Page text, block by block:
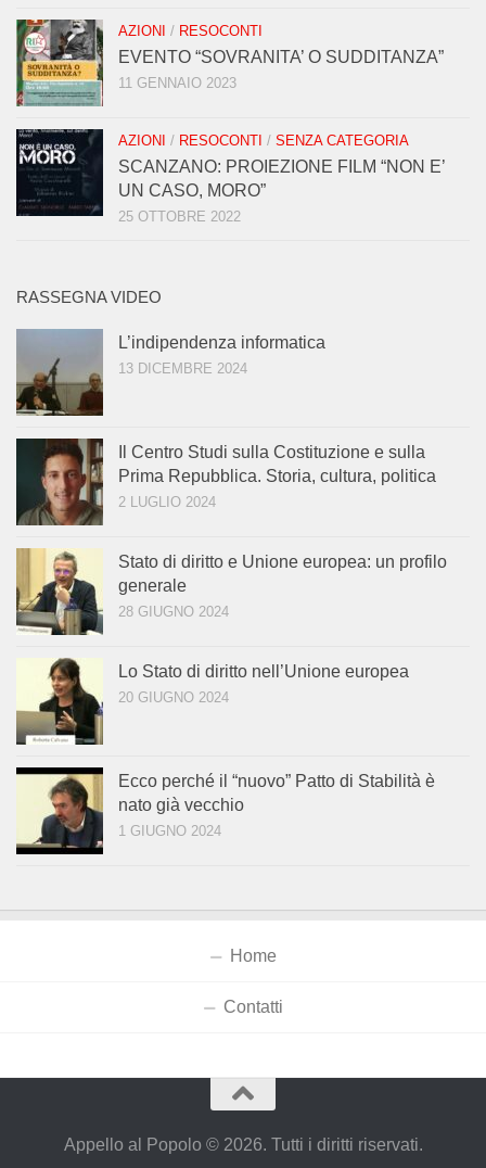
AZIONI / RESOCONTI
EVENTO “SOVRANITA’ O SUDDITANZA”
11 GENNAIO 2023
AZIONI / RESOCONTI / SENZA CATEGORIA
SCANZANO: PROIEZIONE FILM “NON E’
UN CASO, MORO”
25 OTTOBRE 2022
RASSEGNA VIDEO
L’indipendenza informatica
13 DICEMBRE 2024
Il Centro Studi sulla Costituzione e sulla
Prima Repubblica. Storia, cultura, politica
2 LUGLIO 2024
Stato di diritto e Unione europea: un profilo
generale
28 GIUGNO 2024
Lo Stato di diritto nell’Unione europea
20 GIUGNO 2024
Ecco perché il “nuovo” Patto di Stabilità è
nato già vecchio
1 GIUGNO 2024
Home
Contatti
Appello al Popolo © 2026. Tutti i diritti riservati.